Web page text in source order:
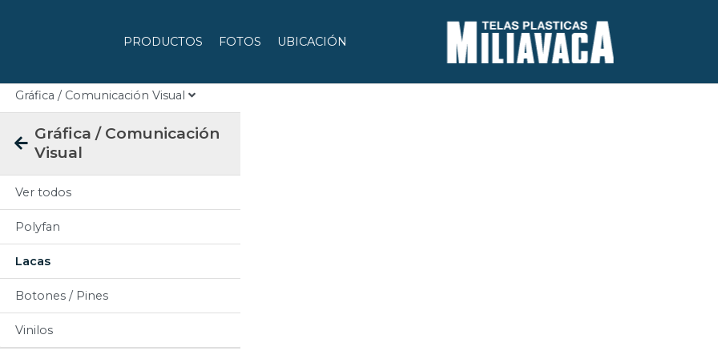
PRODUCTOS FOTOS UBICACIÓN
Gráfica / Comunicación Visual
Gráfica / Comunicación
Visual
Ver todos
Polyfan
Lacas
Botones / Pines
Vinilos